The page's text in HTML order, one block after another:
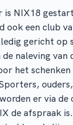
is NIX18
ook een club
gericht op
naleving van
het
er via de
de afspraak